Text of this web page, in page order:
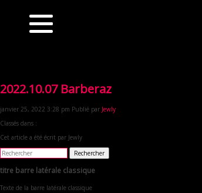
2022.10.07 Barberaz
janvier 25, 2022 3:28 pm Publié par Jewly
Classés dans :
Cet article a été écrit par Jewly
Rechercher
titre barre latérale classique
Texte de la barre latérale classique